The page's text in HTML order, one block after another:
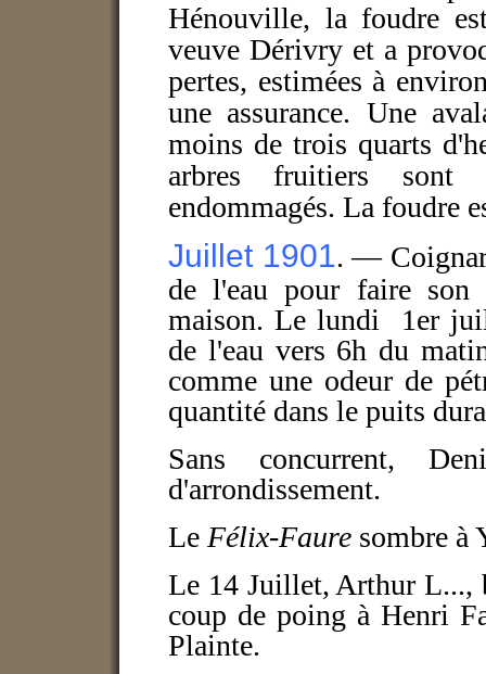
Hénouville, la foudre
veuve Dérivry et a
pertes, estimées à
une assurance. Une
moins de trois quarts
arbres fruitiers sont
endommagés. La foudre
Juillet 1901. —
de l'eau pour faire son
maison. Le lundi 1er
de l'eau vers 6h du
comme une odeur de
quantité dans le puits
Sans concurrent,
d'arrondissement.
Le Félix-Faure sombre à
Le 14 Juillet, Arthur L...,
coup de poing à Henri
Plainte.